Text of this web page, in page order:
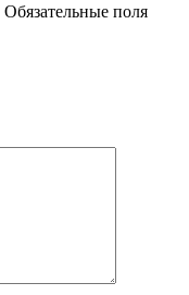
Обязательные поля